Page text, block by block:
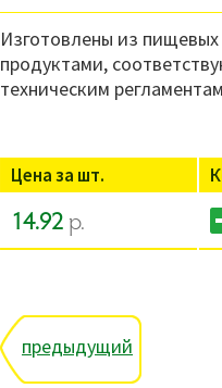
Изготовлены из
продуктами,
техническим
Цена за шт.
14.92 р.
предыдущий